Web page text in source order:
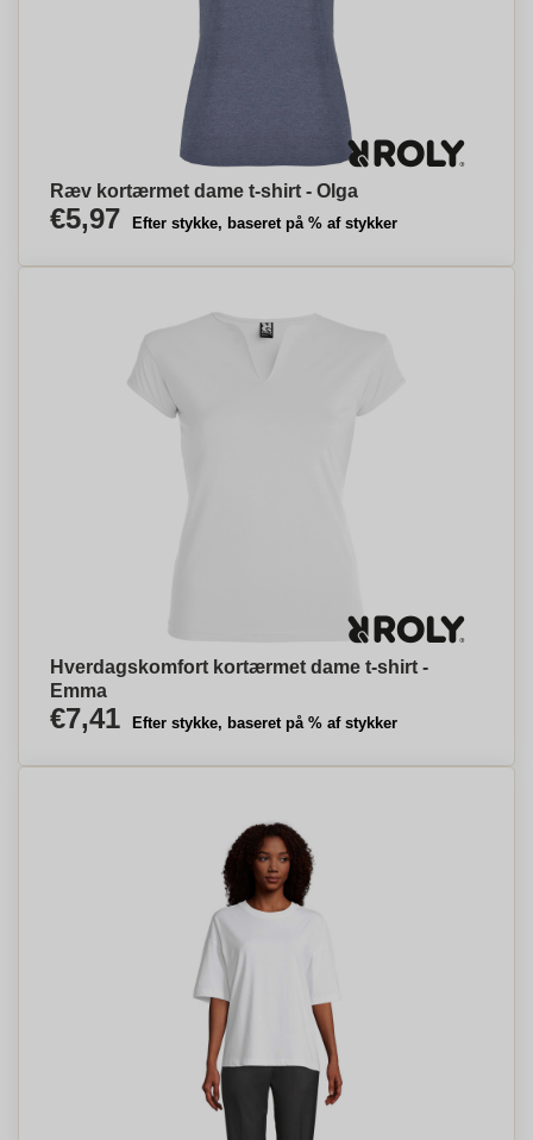
Ræv kortærmet dame t-shirt - Olga
€5,97 Efter stykke, baseret på % af stykker
Hverdagskomfort kortærmet dame t-shirt -
Emma
€7,41 Efter stykke, baseret på % af stykker